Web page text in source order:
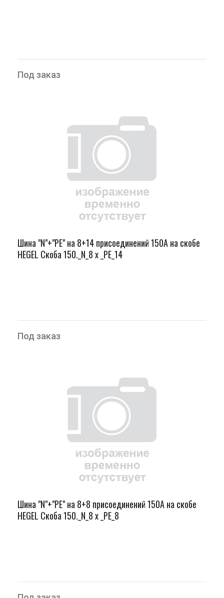
Под заказ
Шина "N"+"PЕ" на 8+14 присоединений 150А на скобе
HEGEL Скоба 150._N_8 х _PE_14
Под заказ
Шина "N"+"PЕ" на 8+8 присоединений 150А на скобе
HEGEL Скоба 150._N_8 х _PE_8